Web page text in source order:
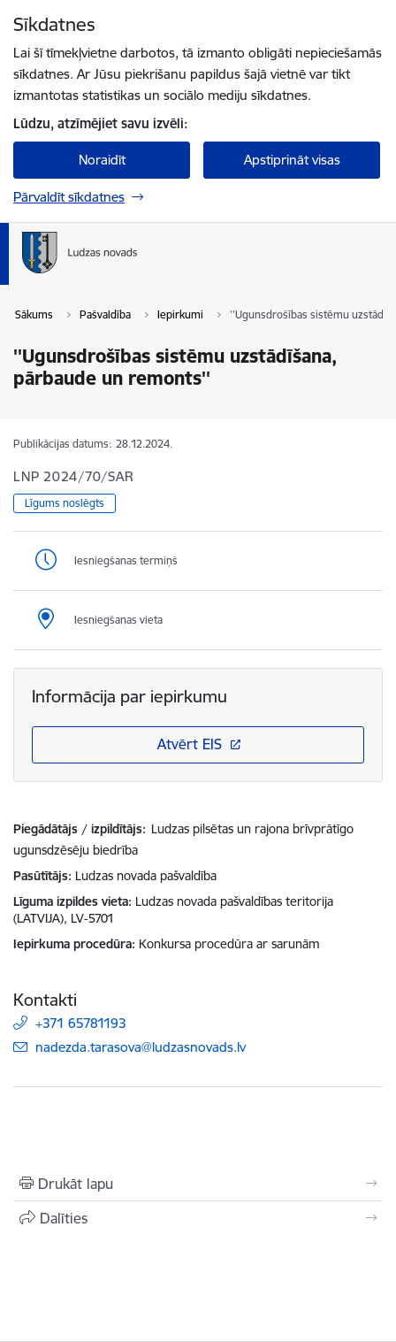
Sīkdatnes
Lai šī tīmekļvietne darbotos, tā izmanto obligāti nepieciešamās
sīkdatnes. Ar Jūsu piekrišanu papildus šajā vietnē var tikt
izmantotas statistikas un sociālo mediju sīkdatnes.
Lūdzu, atzīmējiet savu izvēli:
Noraidīt Apstiprināt visas
Pārvaldīt sīkdatnes
Sākums Pašvaldība Iepirkumi ''Ugunsdrošības sistēmu
''Ugunsdrošības sistēmu uzstādīšana,
pārbaude un remonts''
Publikācijas datums: 28.12.2024.
LNP 2024/70/SAR
Līgums noslēgts
Iesniegšanas termiņš
Iesniegšanas vieta
Informācija par iepirkumu
Atvērt EIS
Piegādātājs / izpildītājs: Ludzas pilsētas un rajona brīvprātīgo
ugunsdzēsēju biedrība
Pasūtītājs Ludzas novada pašvaldība
Līguma izpildes vieta Ludzas novada pašvaldības teritorija
(LATVIJA), LV-5701
Iepirkuma procedūra Konkursa procedūra ar sarunām
Kontakti
+371 65781193
E-pasts:
nadezda.tarasova@ludzasnovads.lv
Drukāt lapu
Dalīties